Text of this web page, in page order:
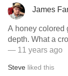
James
A honey colored
depth. What a
— 11 years ago
Steve liked this